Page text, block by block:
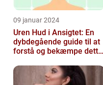
09 januar 2024
Uren Hud i Ansigtet: En
dybdegående guide til at
forstå og bekæmpe dette